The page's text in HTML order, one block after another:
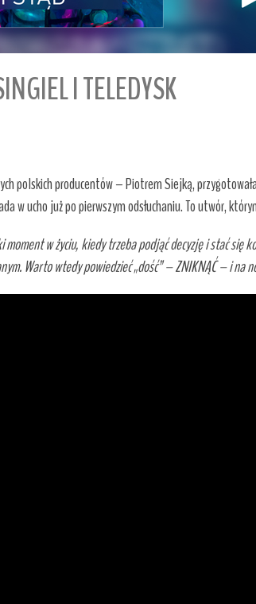
I TELEDYSK
polskich producentów – Piotrem Siejką,
w ucho już po pierwszym odsłuchaniu. To utwór,
moment w życiu, kiedy trzeba podjąć decyzję i stać się
Warto wtedy powiedzieć „dość” – ZNIKNĄĆ – i na